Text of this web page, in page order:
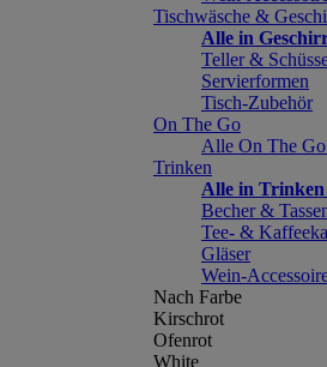
Tischwäsche &
Alle in
Teller &
Servierformen
Tisch-Zubehör
On The Go
Alle On The Go
Trinken
Alle in Trinken
Becher &
Tee- &
Gläser
Wein-
Nach Farbe
Kirschrot
Ofenrot
White